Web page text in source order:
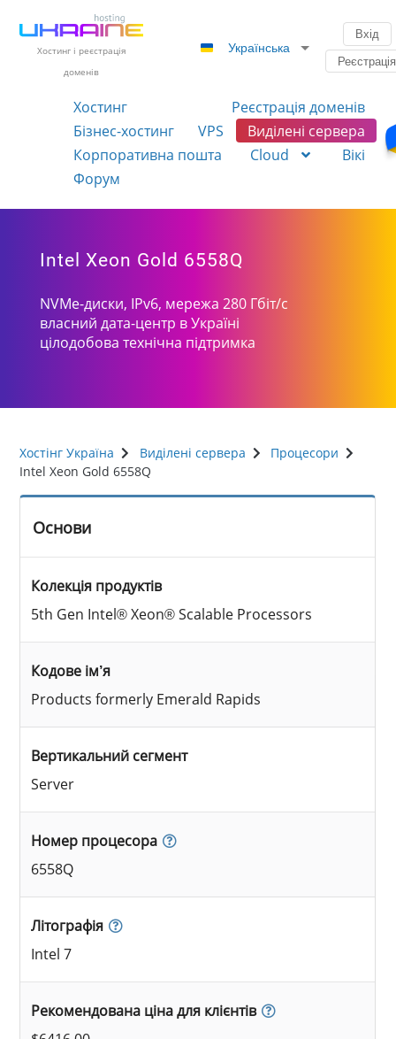
Хостинг і реєстрація
доменів
Українська
Вхід
Реєстрація
Хостинг
Реєстрація доменів
Бізнес-хостинг
VPS
Виділені сервера
Корпоративна пошта
Cloud
Вікі
Форум
Intel Xeon Gold 6558Q
NVMe-диски, IPv6, мережа 280 Гбіт/с
власний дата-центр в Україні
цілодобова технічна підтримка
Хостінг Україна Виділені сервера
Процесори
Intel Xeon Gold 6558Q
Основи
Колекція продуктів
5th Gen Intel® Xeon® Scalable Processors
Кодове ім’я
Products formerly Emerald Rapids
Вертикальний сегмент
Server
Номер процесора
6558Q
Літографія
Intel 7
Рекомендована ціна для клієнтів